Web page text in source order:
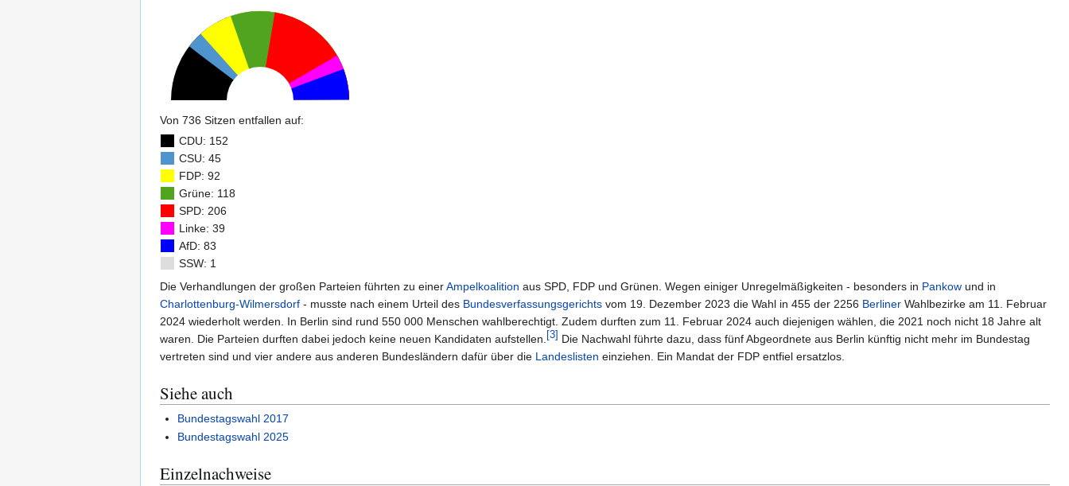
Von 736 Sitzen entfallen auf:
CDU: 152
CSU: 45
FDP: 92
Grüne: 118
SPD: 206
Linke: 39
AfD: 83
SSW: 1
Die Verhandlungen der großen Parteien führten zu einerAmpelkoalition aus SPD, FDP und Grünen. Wegen einiger Unregelmäßigkeiten - besonders in Pankow und in
Charlottenburg-Wilmersdorf - musste nach einem Urteil des Bundesverfassungsgerichts vom 19. Dezember 2023 die Wahl in 455 der 2256 Berliner Wahlbezirke am 11. Februar
2024 wiederholt werden. In Berlin sind rund 550 000 Menschen wahlberechtigt. Zudem durften zum 11. Februar 2024 auch diejenigen wählen, die 2021 noch nicht 18 Jahre alt
waren. Die Parteien durften dabei jedoch keine neuen Kandidaten aufstellen.[3] Die Nachwahl führte dazu, dass fünf Abgeordnete aus Berlin künftig nicht mehr im Bundestag
vertreten sind und vier andere aus anderen Bundesländern dafür über die Landeslisten einziehen. Ein Mandat der FDP entfiel ersatzlos.
Siehe auch
Bundestagswahl 2017
Bundestagswahl 2025
Einzelnachweise